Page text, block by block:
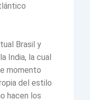
Brasil y
India, la cual
momento
del estilo
hacen los